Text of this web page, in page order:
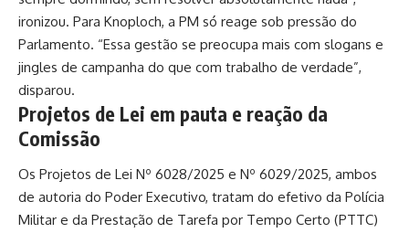
ironizou. Para Knoploch, a PM só reage sob pressão do
Parlamento. “Essa gestão se preocupa mais com slogans e
jingles de campanha do que com trabalho de verdade”,
disparou.
Projetos de Lei em pauta e reação da
Comissão
Os Projetos de Lei Nº 6028/2025 e Nº 6029/2025, ambos
de autoria do Poder Executivo, tratam do efetivo da Polícia
Militar e da Prestação de Tarefa por Tempo Certo (PTTC)